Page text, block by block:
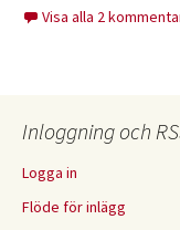
Visa alla 2
Inloggning och
Logga in
Flöde för inlägg